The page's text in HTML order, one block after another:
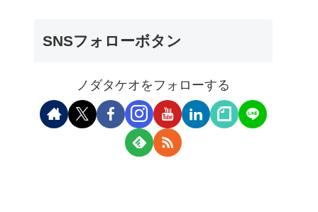
SNSフォローボタン
ノダタケオをフォローする